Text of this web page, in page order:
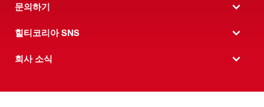
문의하기
힐티코리아 SNS
회사 소식